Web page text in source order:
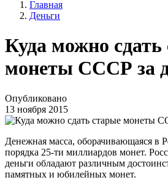
Главная
Деньги
Куда можно сдать
монеты СССР за
Опубликовано
13 ноября 2015
Денежная масса, оборачивающаяся в
порядка 25-ти миллиардов монет.
деньги обладают различным
памятных и юбилейных монет.